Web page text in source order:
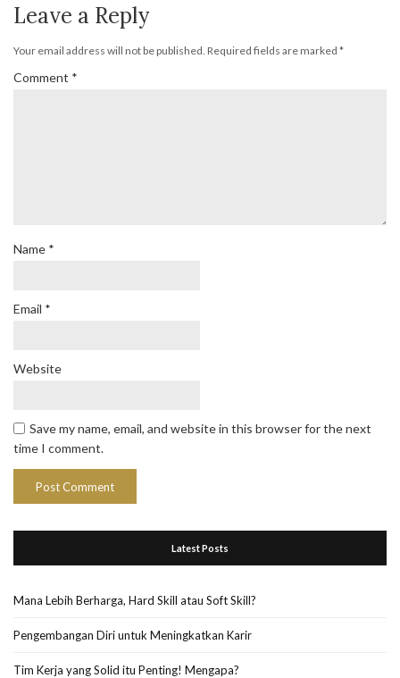
Leave a Reply
Your email address will not be published. Required fields are marked *
Comment *
Name *
Email *
Website
Save my name, email, and website in this browser for the next
time I comment.
Latest Posts
Mana Lebih Berharga, Hard Skill atau Soft Skill?
Pengembangan Diri untuk Meningkatkan Karir
Tim Kerja yang Solid itu Penting! Mengapa?